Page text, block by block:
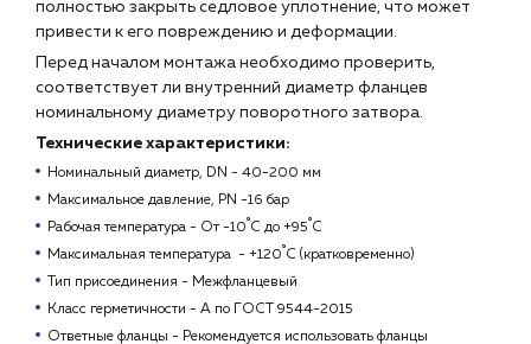
полностью закрыть седловое уплотнение, что может
привести к его повреждению и деформации.
Перед началом монтажа необходимо проверить,
соответствует ли внутренний диаметр фланцев
номинальному диаметру поворотного затвора.
Технические характеристики:
Номинальный диаметр, DN - 40-200 мм
Максимальное давление, РN -16 бар
Рабочая температура - От -10˚С до +95˚С
Максимальная температура - +120˚С (кратковременно)
Тип присоединения - Межфланцевый
Класс герметичности - А по ГОСТ 9544-2015
Ответные фланцы - Рекомендуется использовать фланцы